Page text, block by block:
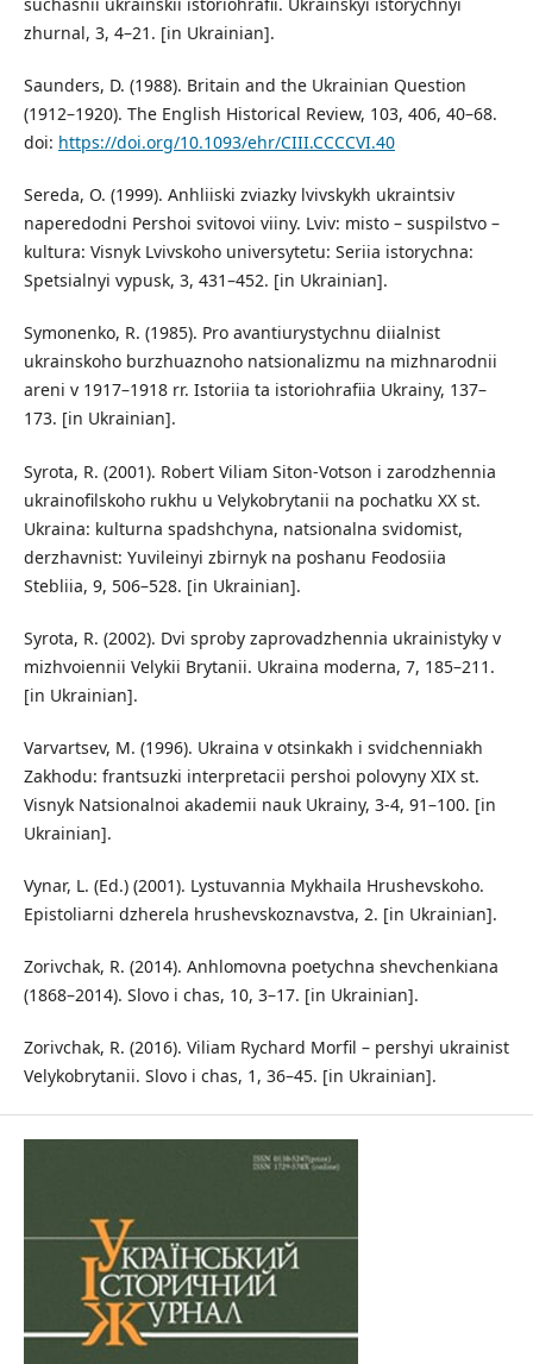
suchasnii ukrainskii istoriohrafii. Ukrainskyi istorychnyi
zhurnal, 3, 4–21. [in Ukrainian].
Saunders, D. (1988). Britain and the Ukrainian Question
(1912–1920). The English Historical Review, 103, 406, 40–68.
doi: https://doi.org/10.1093/ehr/CIII.CCCCVI.40
Sereda, O. (1999). Anhliiski zviazky lvivskykh ukraintsiv
naperedodni Pershoi svitovoi viiny. Lviv: misto – suspilstvo –
kultura: Visnyk Lvivskoho universytetu: Seriia istorychna:
Spetsialnyi vypusk, 3, 431–452. [in Ukrainian].
Symonenko, R. (1985). Pro avantiurystychnu diialnist
ukrainskoho burzhuaznoho natsionalizmu na mizhnarodnii
areni v 1917–1918 rr. Istoriia ta istoriohrafiia Ukrainy, 137–
173. [in Ukrainian].
Syrota, R. (2001). Robert Viliam Siton-Votson i zarodzhennia
ukrainofilskoho rukhu u Velykobrytanii na pochatku XX st.
Ukraina: kulturna spadshchyna, natsionalna svidomist,
derzhavnist: Yuvileinyi zbirnyk na poshanu Feodosiia
Stebliia, 9, 506–528. [in Ukrainian].
Syrota, R. (2002). Dvi sproby zaprovadzhennia ukrainistyky v
mizhvoiennii Velykii Brytanii. Ukraina moderna, 7, 185–211.
[in Ukrainian].
Varvartsev, M. (1996). Ukraina v otsinkakh i svidchenniakh
Zakhodu: frantsuzki interpretacii pershoi polovyny XIX st.
Visnyk Natsionalnoi akademii nauk Ukrainy, 3-4, 91–100. [in
Ukrainian].
Vynar, L. (Ed.) (2001). Lystuvannia Mykhaila Hrushevskoho.
Epistoliarni dzherela hrushevskoznavstva, 2. [in Ukrainian].
Zorivchak, R. (2014). Anhlomovna poetychna shevchenkiana
(1868–2014). Slovo i chas, 10, 3–17. [in Ukrainian].
Zorivchak, R. (2016). Viliam Rychard Morfil – pershyi ukrainist
Velykobrytanii. Slovo i chas, 1, 36–45. [in Ukrainian].